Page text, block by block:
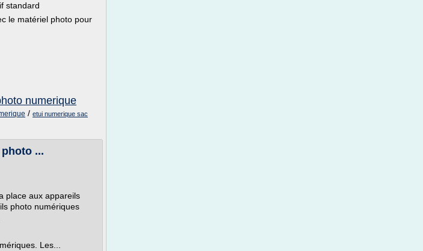
standard
le matériel photo pour
numerique
/ etui numerique sac
...
place aux appareils
photo numériques
Les...